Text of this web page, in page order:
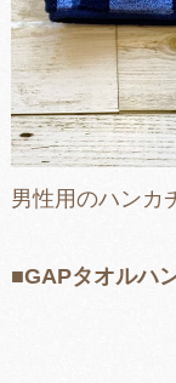
男性用のハンカ
■GAPタオルハ